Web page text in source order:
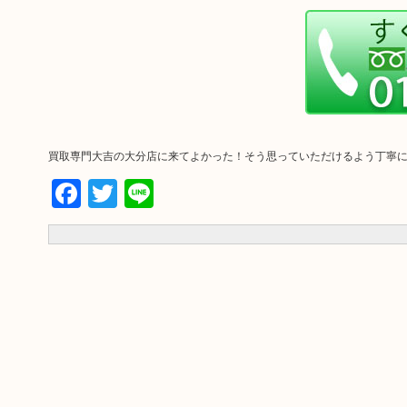
買取専門大吉の大分店に来てよかった！そう思っていただけるよう丁寧
Facebook
Twitter
Line